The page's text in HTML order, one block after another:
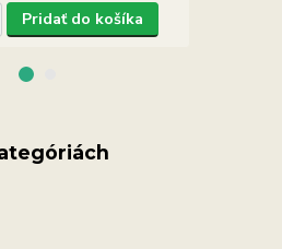
Pridať do košíka